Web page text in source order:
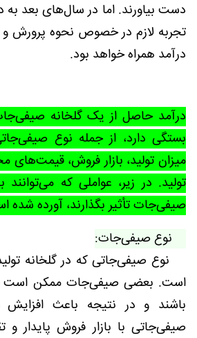
دست بیاورند. اما در سال‌های بعد
تجربه لازم در خصوص نحوه پرورش و
درآمد همراه خواهد بود.
درآمد حاصل از یک گلخانه
بستگی دارد، از جمله نوع
میزان تولید، بازار فروش،
تولید. در زیر، عواملی که
صیفی‌جات تأثیر بگذارند، آورده شده
نوع صیفی‌جات:
نوع صیفی‌جاتی که در گلخانه
است. بعضی صیفی‌جات ممکن است
باشند و در نتیجه باعث افزایش
صیفی‌جاتی با بازار فروش پایدار و